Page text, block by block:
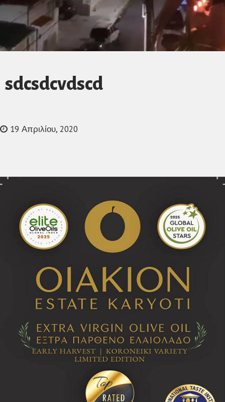
sdcsdcvdscd
19 Απριλίου, 2020